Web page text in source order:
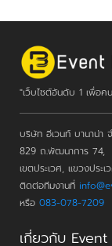
"เว็บไซต์อันดับ 1 เพื่อค
บริษัท อีเวนท์ บานาน่า
829 ถ.พัฒนาการ 74,
เขตประเวศ, แขวงประ
ติดต่อทีมงานที่
หรือ 083-078-7209
เกี่ยวกับ